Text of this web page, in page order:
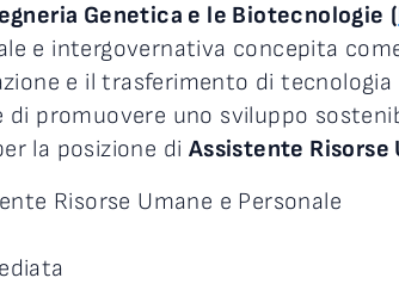
Genetica e le Biotecnologie (
e intergovernativa concepita
e il trasferimento di tecnologia
promuovere uno sviluppo
la posizione di Assistente Risorse
Risorse Umane e Personale